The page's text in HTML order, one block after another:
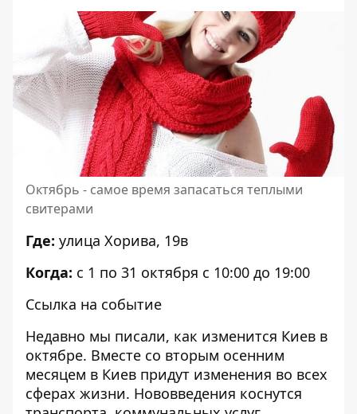
Октябрь - самое время запасаться теплыми
свитерами
Где: улица Хорива, 19в
Когда: с 1 по 31 октября с 10:00 до 19:00
Ссылка на событие
Недавно мы писали, как изменится Киев в
октябре. Вместе со вторым осенним
месяцем в Киев придут изменения во всех
сферах жизни. Нововведения коснутся